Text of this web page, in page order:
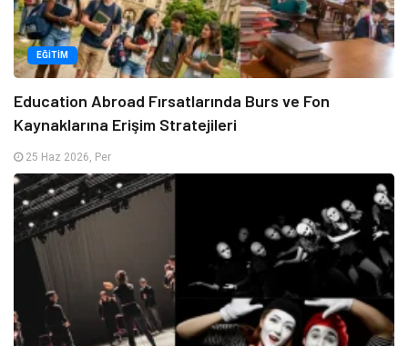
EĞITIM
Education Abroad Fırsatlarında Burs ve Fon
Kaynaklarına Erişim Stratejileri
25 Haz 2026, Per